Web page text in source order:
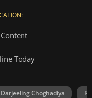
Today
Darjeeling Choghadiya